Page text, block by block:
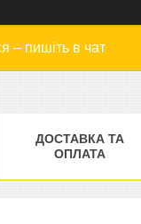
– пишіть в чат
ДОСТАВКА ТА
ОПЛАТА